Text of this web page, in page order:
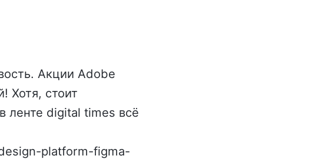
Акции Adobe
Хотя, стоит
ленте digital times всё
platform-figma-